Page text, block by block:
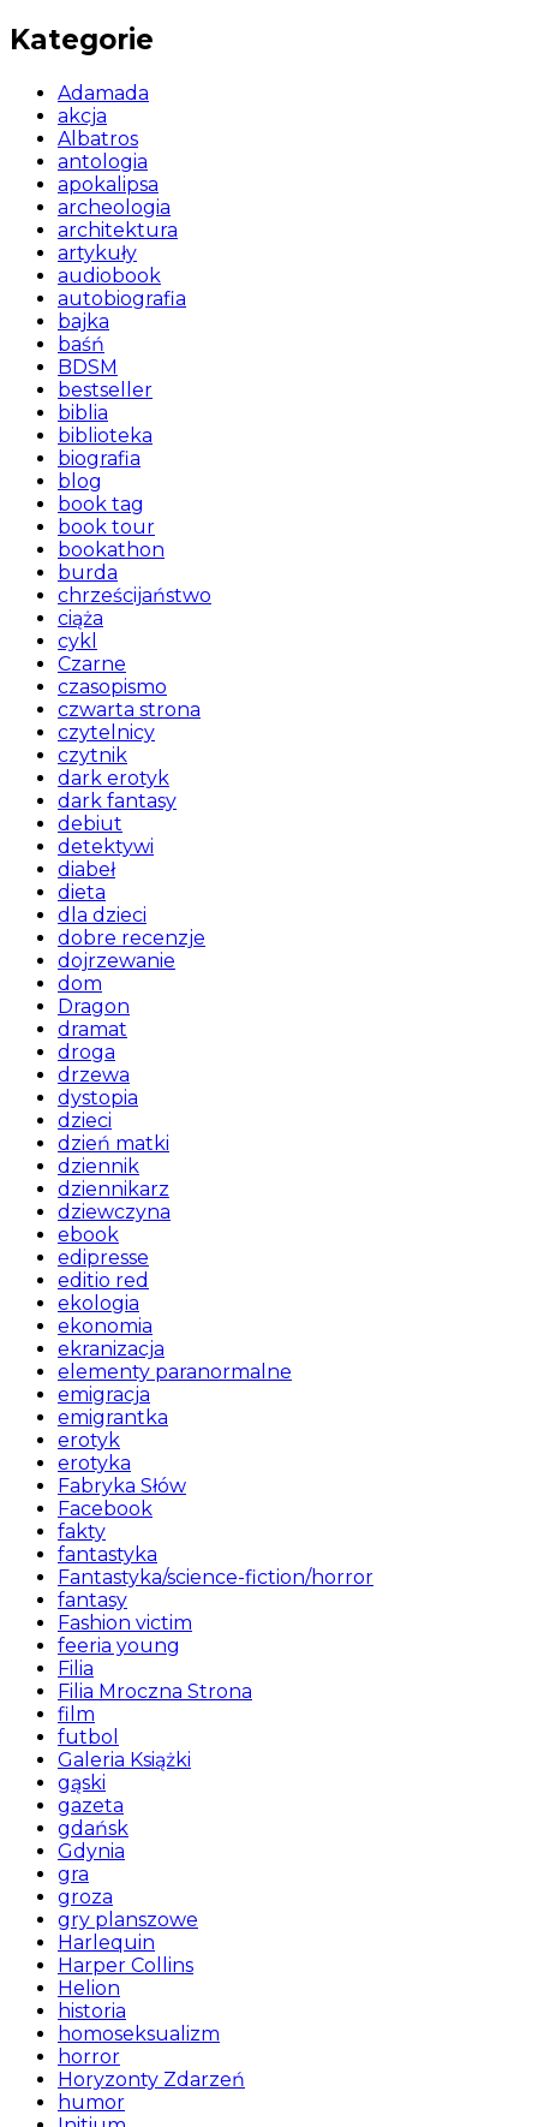
Kategorie
Adamada
akcja
Albatros
antologia
apokalipsa
archeologia
architektura
artykuły
audiobook
autobiografia
bajka
baśń
BDSM
bestseller
biblia
biblioteka
biografia
blog
book tag
book tour
bookathon
burda
chrześcijaństwo
ciąża
cykl
Czarne
czasopismo
czwarta strona
czytelnicy
czytnik
dark erotyk
dark fantasy
debiut
detektywi
diabeł
dieta
dla dzieci
dobre recenzje
dojrzewanie
dom
Dragon
dramat
droga
drzewa
dystopia
dzieci
dzień matki
dziennik
dziennikarz
dziewczyna
ebook
edipresse
editio red
ekologia
ekonomia
ekranizacja
elementy paranormalne
emigracja
emigrantka
erotyk
erotyka
Fabryka Słów
Facebook
fakty
fantastyka
Fantastyka/science-fiction/horror
fantasy
Fashion victim
feeria young
Filia
Filia Mroczna Strona
film
futbol
Galeria Książki
gąski
gazeta
gdańsk
Gdynia
gra
groza
gry planszowe
Harlequin
Harper Collins
Helion
historia
homoseksualizm
horror
Horyzonty Zdarzeń
humor